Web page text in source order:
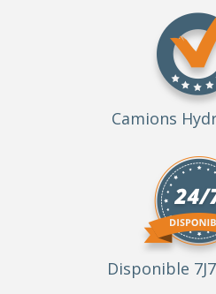
Camions
Disponible